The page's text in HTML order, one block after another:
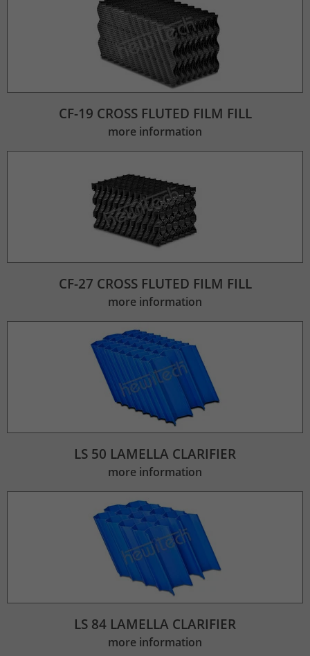
CF-19 CROSS FLUTED FILM FILL
more information
CF-27 CROSS FLUTED FILM FILL
more information
LS 50 LAMELLA CLARIFIER
more information
LS 84 LAMELLA CLARIFIER
more information